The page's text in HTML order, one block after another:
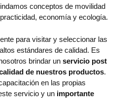
conceptos de movilidad
economía y ecología.
para visitar y seleccionar las
estándares de calidad. Es
brindar un servicio post
de nuestros productos.
en las propias
servicio y un importante